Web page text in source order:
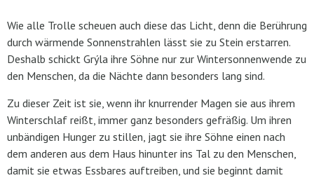
Wie alle Trolle scheuen auch diese das Licht, denn die Berührung
durch wärmende Sonnenstrahlen lässt sie zu Stein erstarren.
Deshalb schickt Grýla ihre Söhne nur zur Wintersonnenwende zu
den Menschen, da die Nächte dann besonders lang sind.
Zu dieser Zeit ist sie, wenn ihr knurrender Magen sie aus ihrem
Winterschlaf reißt, immer ganz besonders gefräßig. Um ihren
unbändigen Hunger zu stillen, jagt sie ihre Söhne einen nach
dem anderen aus dem Haus hinunter ins Tal zu den Menschen,
damit sie etwas Essbares auftreiben, und sie beginnt damit